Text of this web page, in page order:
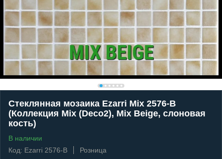
Стеклянная мозаика Ezarri Mix 2576-B
(Коллекция Mix (Deco2), Mix Beige, слоновая
кость)
В наличии
Код: Ezarri 2576-B
Розница